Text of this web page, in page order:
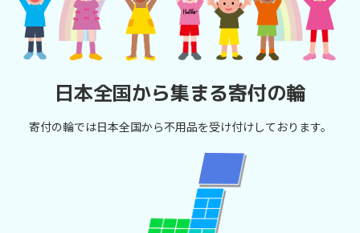
日本全国から集まる寄付の輪
寄付の輪では日本全国から不用品を受け付けしております。